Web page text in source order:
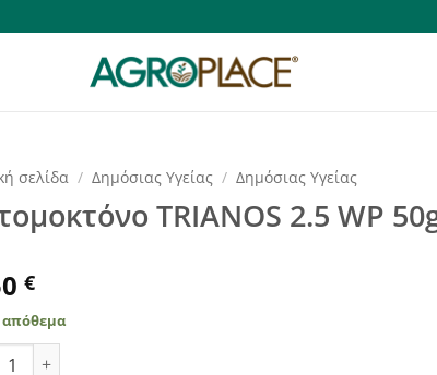
σελίδα / Δημόσιας Υγείας / Δημόσιας Υγείας
TRIANOS 2.5 WP
€
απόθεμα
TRIANOS 2.5 WP 50gr ποσότητα